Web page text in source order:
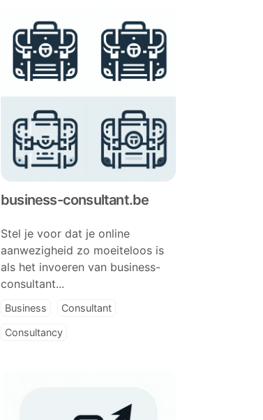
business-consultant.be
Stel je voor dat je online
aanwezigheid zo moeiteloos is
als het invoeren van business-
consultant...
Business Consultant
Consultancy